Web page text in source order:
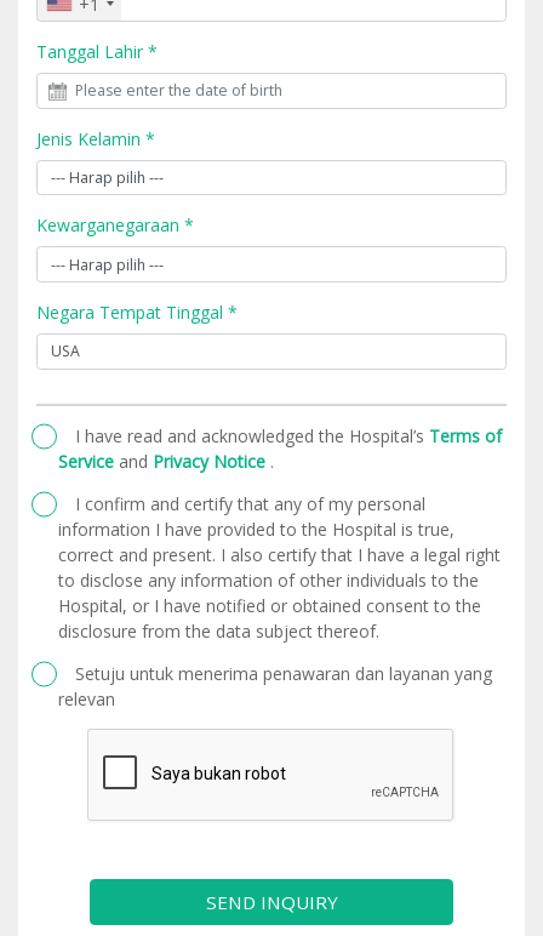
Tanggal Lahir *
Jenis Kelamin *
Kewarganegaraan *
Negara Tempat Tinggal *
I have read and acknowledged the Hospital’s Terms of
Service and Privacy Notice .
I confirm and certify that any of my personal
information I have provided to the Hospital is true,
correct and present. I also certify that I have a legal right
to disclose any information of other individuals to the
Hospital, or I have notified or obtained consent to the
disclosure from the data subject thereof.
Setuju untuk menerima penawaran dan layanan yang
relevan
SEND INQUIRY